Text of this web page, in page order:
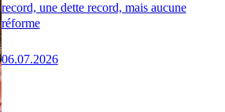
record, une dette record, mais aucune
réforme
06.07.2026